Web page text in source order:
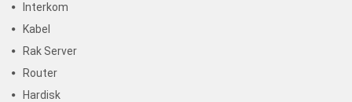
Interkom
Kabel
Rak Server
Router
Hardisk